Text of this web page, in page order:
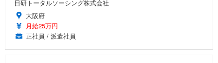
日研トータルソーシング株式会社
大阪府
月給25万円
正社員 / 派遣社員